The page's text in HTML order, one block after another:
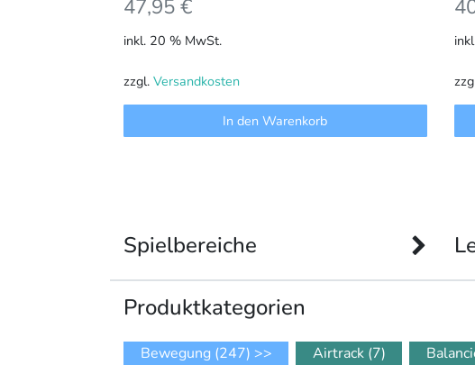
47,95€
inkl. 20 % MwSt.
zzgl. Versandkosten
In den Warenkorb
Spielbereiche
Produkt­kategorien
Bewegung (247) >> Airtrack (7)